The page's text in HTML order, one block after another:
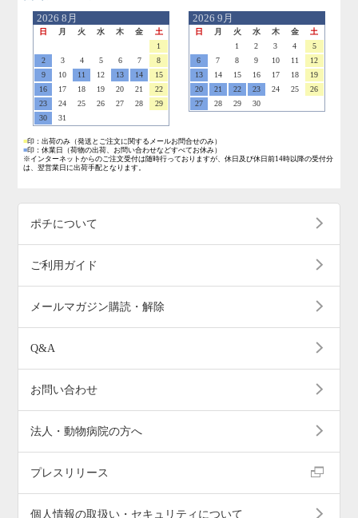
2026 8月
日 月 火 水 木 金
土
1
2
3 4 5 6 7
8
9
10 11 12 13 14
15
16
17 18 19 20 21
22
23
24 25 26 27 28
29
30
31
2026 9月
日 月 火 水 木 金
土
1
2 3 4
5
6
7 8 9 10 11
12
13
14 15 16 17 18
19
20
21 22 23 24 25
26
27
28 29 30
■印：出荷のみ （発送とご注文に関するメールお問合せのみ）
■印：休業日
（荷物の出荷、お問い合わせなどすべてお休み）
※インターネットからのご注文受付は随時行っておりますが、休日及び休日前14時以降の受付分
は、翌営業日に出荷手配となります。
ポチについて
ご利用ガイド
メールマガジン購読・解除
Q&A
お問い合わせ
法人・動物病院の方へ
プレスリリース
個人情報の取扱い・セキュリティについて